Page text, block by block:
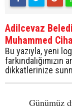
Adilcevaz
Muhammed
Bu yazıyla, yeni
farkındalığımızın
dikkatlerinize
Günümüz